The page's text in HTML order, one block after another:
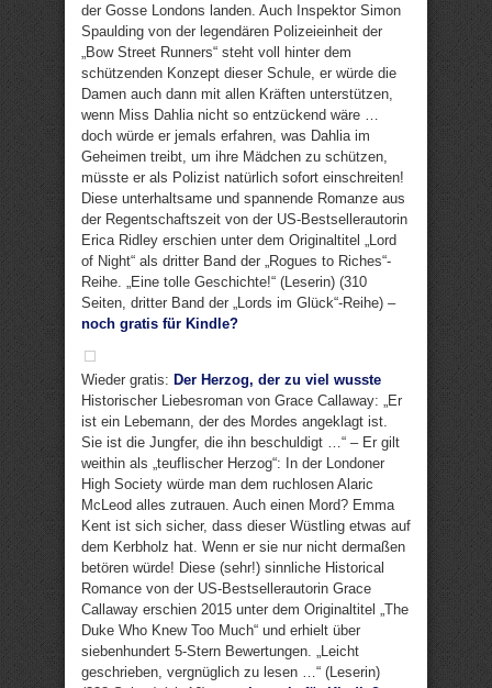
der Gosse Londons landen. Auch Inspektor Simon
Spaulding von der legendären Polizeieinheit der
„Bow Street Runners“ steht voll hinter dem
schützenden Konzept dieser Schule, er würde die
Damen auch dann mit allen Kräften unterstützen,
wenn Miss Dahlia nicht so entzückend wäre …
doch würde er jemals erfahren, was Dahlia im
Geheimen treibt, um ihre Mädchen zu schützen,
müsste er als Polizist natürlich sofort einschreiten!
Diese unterhaltsame und spannende Romanze aus
der Regentschaftszeit von der US-Bestsellerautorin
Erica Ridley erschien unter dem Originaltitel „Lord
of Night“ als dritter Band der „Rogues to Riches“-
Reihe. „Eine tolle Geschichte!“ (Leserin) (310
Seiten, dritter Band der „Lords im Glück“-Reihe) –
noch gratis für Kindle?
Wieder gratis: Der Herzog, der zu viel wusste
Historischer Liebesroman von Grace Callaway: „Er
ist ein Lebemann, der des Mordes angeklagt ist.
Sie ist die Jungfer, die ihn beschuldigt …“ – Er gilt
weithin als „teuflischer Herzog“: In der Londoner
High Society würde man dem ruchlosen Alaric
McLeod alles zutrauen. Auch einen Mord? Emma
Kent ist sich sicher, dass dieser Wüstling etwas auf
dem Kerbholz hat. Wenn er sie nur nicht dermaßen
betören würde! Diese (sehr!) sinnliche Historical
Romance von der US-Bestsellerautorin Grace
Callaway erschien 2015 unter dem Originaltitel „The
Duke Who Knew Too Much“ und erhielt über
siebenhundert 5-Stern Bewertungen. „Leicht
geschrieben, vergnüglich zu lesen …“ (Leserin)